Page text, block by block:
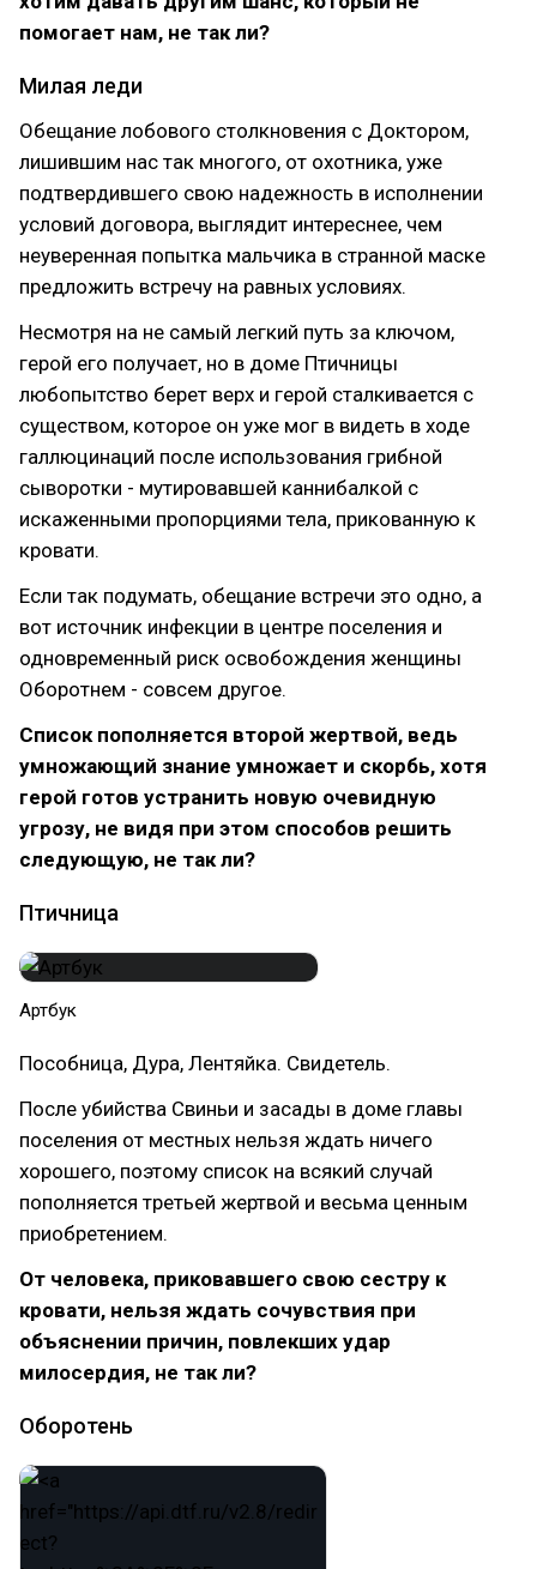
помогает нам, не так ли?
Милая леди
Обещание лобового столкновения с Доктором,
лишившим нас так многого, от охотника, уже
подтвердившего свою надежность в исполнении
условий договора, выглядит интереснее, чем
неуверенная попытка мальчика в странной маске
предложить встречу на равных условиях.
Несмотря на не самый легкий путь за ключом,
герой его получает, но в доме Птичницы
любопытство берет верх и герой сталкивается с
существом, которое он уже мог в видеть в ходе
галлюцинаций после использования грибной
сыворотки - мутировавшей каннибалкой с
искаженными пропорциями тела, прикованную к
кровати.
Если так подумать, обещание встречи это одно, а
вот источник инфекции в центре поселения и
одновременный риск освобождения женщины
Оборотнем - совсем другое.
Список пополняется второй жертвой, ведь
умножающий знание умножает и скорбь, хотя
герой готов устранить новую очевидную
угрозу, не видя при этом способов решить
следующую, не так ли?
Птичница
Артбук
Пособница, Дура, Лентяйка. Свидетель.
После убийства Свиньи и засады в доме главы
поселения от местных нельзя ждать ничего
хорошего, поэтому список на всякий случай
пополняется третьей жертвой и весьма ценным
приобретением.
От человека, приковавшего свою сестру к
кровати, нельзя ждать сочувствия при
объяснении причин, повлекших удар
милосердия, не так ли?
Оборотень